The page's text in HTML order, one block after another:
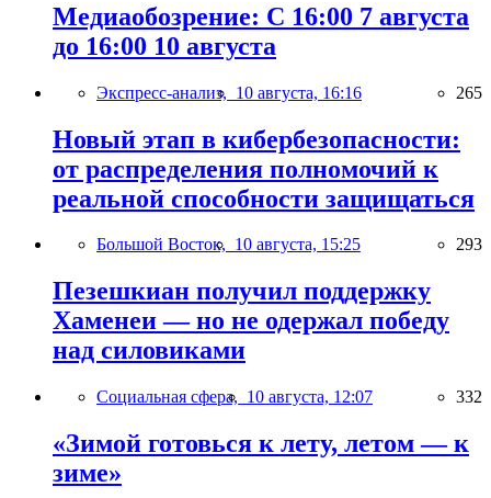
Медиаобозрение: С 16:00 7 августа
до 16:00 10 августа
Экспресс-анализ, 10 августа, 16:16 265
Новый этап в кибербезопасности:
от распределения полномочий к
реальной способности защищаться
Большой Восток, 10 августа, 15:25 293
Пезешкиан получил поддержку
Хаменеи — но не одержал победу
над силовиками
Социальная сфера, 10 августа, 12:07 332
«Зимой готовься к лету, летом — к
зиме»